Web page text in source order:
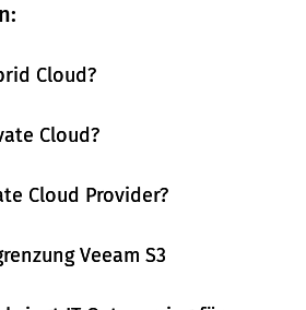
Cloud?
Cloud?
Cloud Provider?
Veeam S3